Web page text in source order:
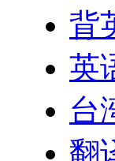
背
英
台
翻